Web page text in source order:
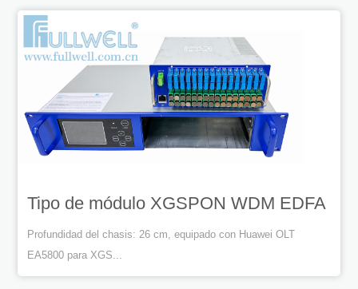
CATV Optical Amplifiers
Tipo de módulo XGSPON WDM EDFA
Profundidad del chasis: 26 cm, equipado con Huawei OLT
EA5800 para XGS...